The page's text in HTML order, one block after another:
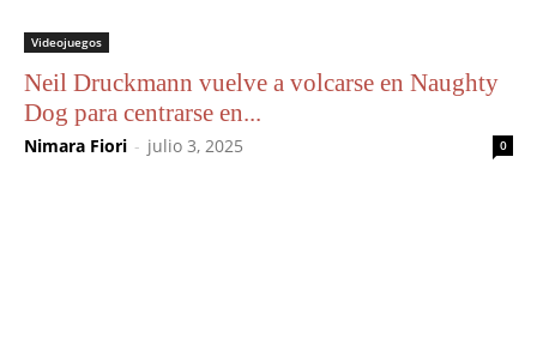
Videojuegos
Neil Druckmann vuelve a volcarse en Naughty
Dog para centrarse en...
Nimara Fiori - julio 3, 2025 0